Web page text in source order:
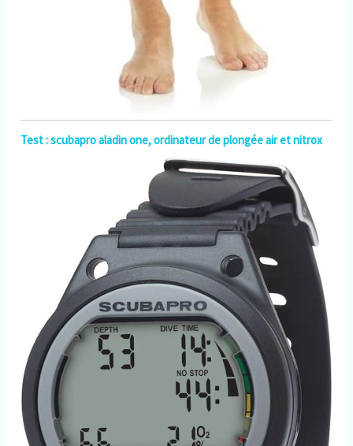
Test : scubapro aladin one, ordinateur de plongée air et nitrox